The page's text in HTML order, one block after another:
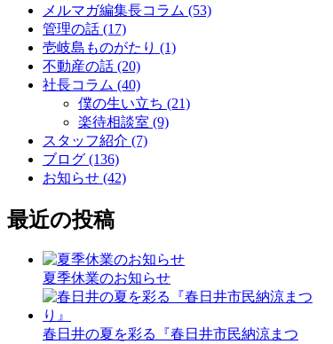
メルマガ編集長コラム (53)
管理の話 (17)
壱岐島ものがたり (1)
不動産の話 (20)
社長コラム (40)
僕の生い立ち (21)
楽待相談室 (9)
スタッフ紹介 (7)
ブログ (136)
お知らせ (42)
最近の投稿
夏季休業のお知らせ
春日井の夏を彩る『春日井市民納涼まつ